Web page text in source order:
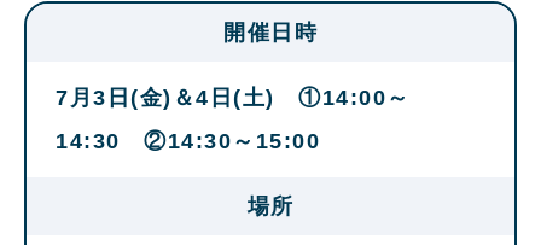
開催日時
7月3日(金)＆4日(土) ①14:00～
14:30 ②14:30～15:00
場所